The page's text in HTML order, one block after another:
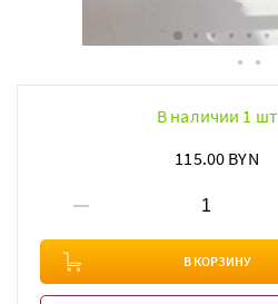
В наличии 1 шт
115.00 BYN
В КОРЗИНУ